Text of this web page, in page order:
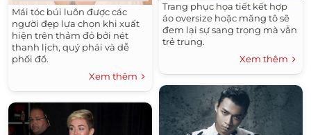
Mái tóc búi luôn được các
người đẹp lựa chọn khi xuất
hiện trên thảm đỏ bởi nét
thanh lịch, quý phái và dễ
phối đồ.
Xem thêm
Trang phục họa tiết kết hợp
áo oversize hoặc măng tô sẽ
đem lại sự sang trọng mà vẫn
trẻ trung.
Xem thêm